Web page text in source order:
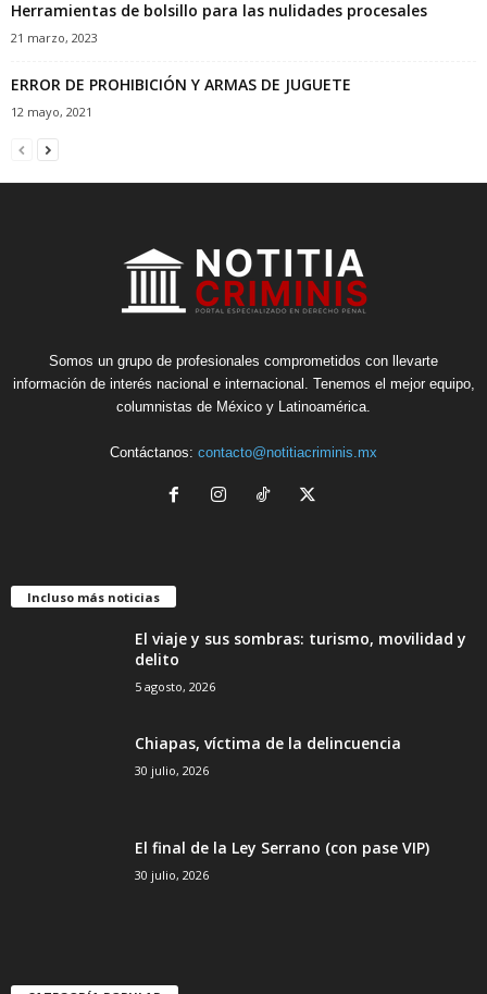
Herramientas de bolsillo para las nulidades procesales
21 marzo, 2023
ERROR DE PROHIBICIÓN Y ARMAS DE JUGUETE
12 mayo, 2021
Somos un grupo de profesionales comprometidos con llevarte
información de interés nacional e internacional. Tenemos el mejor equipo,
columnistas de México y Latinoamérica.
Contáctanos: contacto@notitiacriminis.mx
Incluso más noticias
El viaje y sus sombras: turismo, movilidad y
delito
5 agosto, 2026
Chiapas, víctima de la delincuencia
30 julio, 2026
El final de la Ley Serrano (con pase VIP)
30 julio, 2026